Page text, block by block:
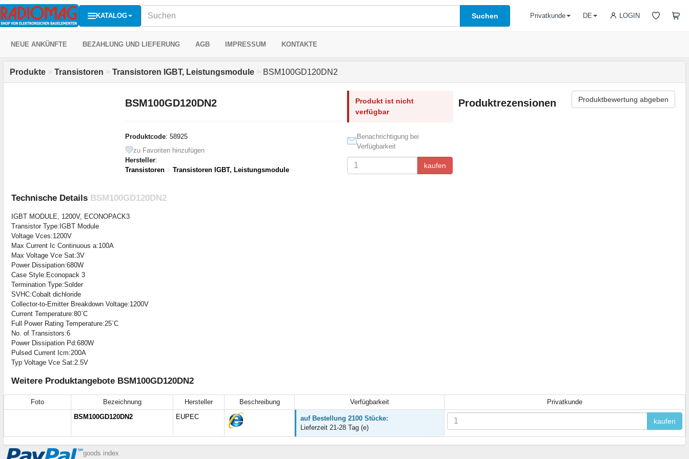
KATALOG Suchen LOGIN
Privatkunde DE
NEUE ANKÜNFTE BEZAHLUNG UND LIEFERUNG AGB IMPRESSUM KONTAKTE
Produkte > Transistoren > Transistoren IGBT, Leistungsmodule > BSM100GD120DN2
BSM100GD120DN2
Produktcode: 58925
zu Favoriten hinzufügen
Hersteller:
Transistoren > Transistoren IGBT, Leistungsmodule
Produkt ist nicht
verfügbar
Benachrichtigung bei
Verfügbarkeit
kaufen
Produktrezensionen Produktbewertung abgeben
Technische Details BSM100GD120DN2
IGBT MODULE, 1200V, ECONOPACK3
Transistor Type:IGBT Module
Voltage Vces:1200V
Max Current Ic Continuous a:100A
Max Voltage Vce Sat:3V
Power Dissipation:680W
Case Style:Econopack 3
Termination Type:Solder
SVHC:Cobalt dichloride
Collector-to-Emitter Breakdown Voltage:1200V
Current Temperature:80`C
Full Power Rating Temperature:25`C
No. of Transistors:6
Power Dissipation Pd:680W
Pulsed Current Icm:200A
Typ Voltage Vce Sat:2.5V
Weitere Produktangebote BSM100GD120DN2
Foto Bezeichnung Hersteller Beschreibung Verfügbarkeit
Privatkunde
BSM100GD120DN2
EUPEC
auf Bestellung 2100 Stücke:
Lieferzeit 21-28 Tag (e)
kaufen
goods index